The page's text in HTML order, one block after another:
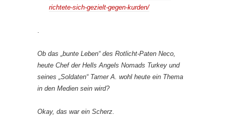
richtete-sich-gezielt-gegen-kurden/
Ob das „bunte Leben“ des Rotlicht-Paten Neco,
heute Chef der Hells Angels Nomads Turkey und
seines „Soldaten“ Tamer A. wohl heute ein Thema
in den Medien sein wird?
Okay, das war ein Scherz.